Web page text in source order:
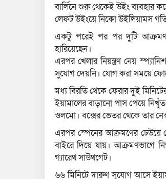
বার্লিনে শুরু থেকেই উইং ব্যবহার
লেফট উইংয়ে নিকো উইলিয়ামস গতি
একটু পরেই পর পর দুটি আক্রমণ
হারিয়েছেন।
এরপর খেলার নিয়ন্ত্রণ নেয়
সুযোগ দেয়নি। যোগ করা সময়ে
মধ্য বিরতি থেকে ফেরার দুই
ইয়ামালের বাড়ানো পাস পেয়ে
ওলমো। বক্সের ভেতর থেকে তার
এরপর স্পেনের আক্রমণের ঢেউয়ে
বাইরে দিয়ে যায়। আক্রমণভাগে
গ্যারেথ সাউথগেট।
৬৬ মিনিটে দারুণ সুযোগ আসে